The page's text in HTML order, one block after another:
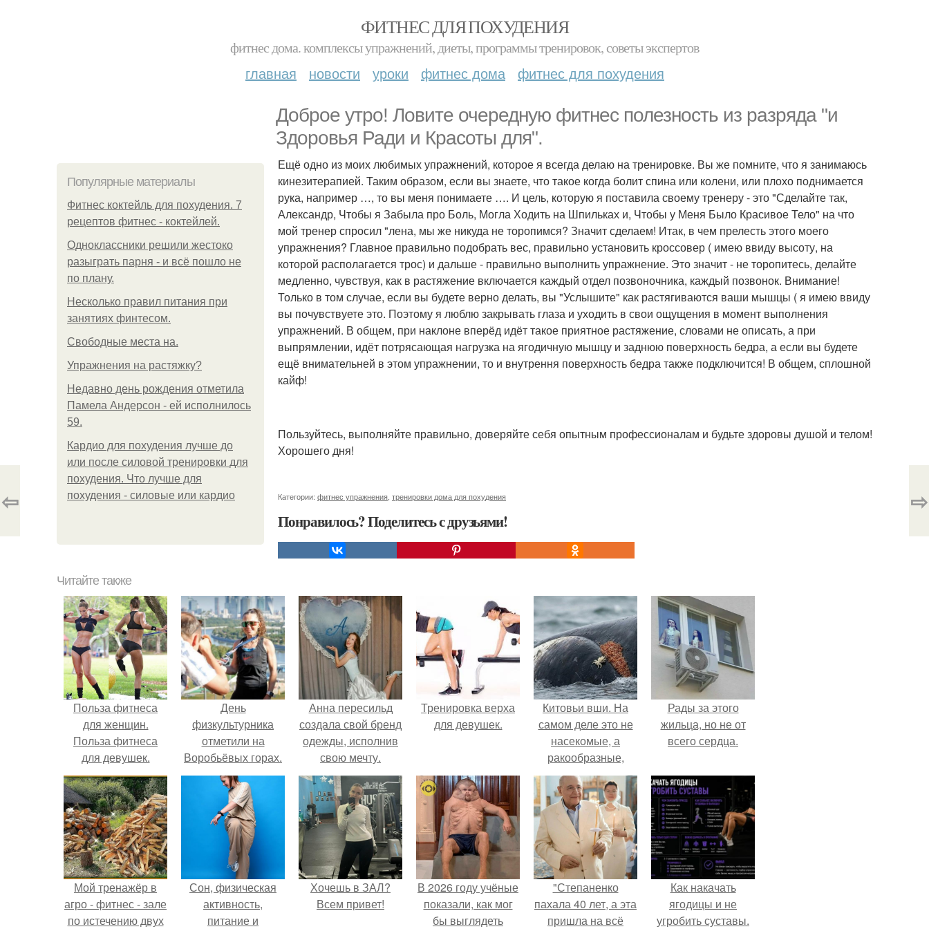
ФИТНЕС ДЛЯ ПОХУДЕНИЯ
фитнес дома. комплексы упражнений, диеты, программы тренировок, советы экспертов
главная новости уроки фитнес дома фитнес для похудения
Доброе утро! Ловите очередную фитнес полезность из разряда "и
Здоровья Ради и Красоты для".
Популярные материалы
Фитнес коктейль для похудения. 7
рецептов фитнес - коктейлей.
Одноклассники решили жестоко
разыграть парня - и всё пошло не
по плану.
Несколько правил питания при
занятиях финтесом.
Свободные места на.
Упражнения на растяжку?
Недавно день рождения отметила
Памела Андерсон - ей исполнилось
59.
Кардио для похудения лучше до
или после силовой тренировки для
похудения. Что лучше для
похудения - силовые или кардио
Ещё одно из моих любимых упражнений, которое я всегда делаю на тренировке. Вы же помните, что я занимаюсь
кинезитерапией. Таким образом, если вы знаете, что такое когда болит спина или колени, или плохо поднимается
рука, например …, то вы меня понимаете …. И цель, которую я поставила своему тренеру - это "Сделайте так,
Александр, Чтобы я Забыла про Боль, Могла Ходить на Шпильках и, Чтобы у Меня Было Красивое Тело" на что
мой тренер спросил "лена, мы же никуда не торопимся? Значит сделаем! Итак, в чем прелесть этого моего
упражнения? Главное правильно подобрать вес, правильно установить кроссовер ( имею ввиду высоту, на
которой располагается трос) и дальше - правильно выполнить упражнение. Это значит - не торопитесь, делайте
медленно, чувствуя, как в растяжение включается каждый отдел позвоночника, каждый позвонок. Внимание!
Только в том случае, если вы будете верно делать, вы "Услышите" как растягиваются ваши мышцы ( я имею ввиду
вы почувствуете это. Поэтому я люблю закрывать глаза и уходить в свои ощущения в момент выполнения
упражнений. В общем, при наклоне вперёд идёт такое приятное растяжение, словами не описать, а при
выпрямлении, идёт потрясающая нагрузка на ягодичную мышцу и заднюю поверхность бедра, а если вы будете
ещё внимательней в этом упражнении, то и внутрення поверхность бедра также подключится! В общем, сплошной
кайф!
Пользуйтесь, выполняйте правильно, доверяйте себя опытным профессионалам и будьте здоровы душой и телом!
Хорошего дня!
Категории: фитнес упражнения тренировки дома для похудения
Понравилось? Поделитесь с друзьями!
⇦ ⇨
Читайте также
Польза фитнеса
для женщин.
Польза фитнеса
для девушек.
День
физкультурника
отметили на
Воробьёвых горах.
Анна пересильд
создала свой бренд
одежды, исполнив
свою мечту.
Тренировка верха
для девушек.
Китовьи вши. На
самом деле это не
насекомые, а
ракообразные,
относящиеся к
бокоплавам.
Рады за этого
жильца, но не от
всего сердца.
Мой тренажёр в
агро - фитнес - зале
по истечению двух
Сон, физическая
активность,
питание и
Хочешь в ЗАЛ?
Всем привет!
В 2026 году учёные
показали, как мог
бы выглядеть
"Степаненко
пахала 40 лет, а эта
пришла на всё
Как накачать
ягодицы и не
угробить суставы.